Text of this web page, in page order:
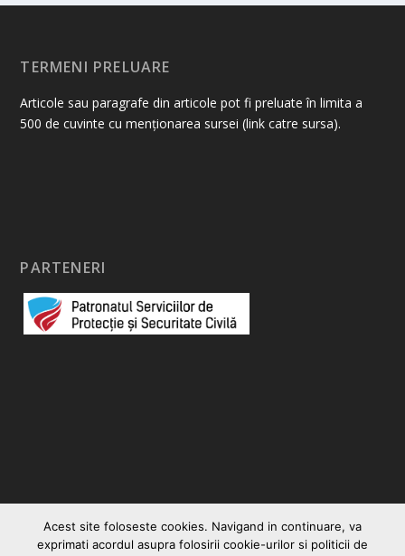
TERMENI PRELUARE
Articole sau paragrafe din articole pot fi preluate în limita a
500 de cuvinte cu menționarea sursei (link catre sursa).
PARTENERI
Acest site foloseste cookies. Navigand in continuare, va
exprimati acordul asupra folosirii cookie-urilor si politicii de